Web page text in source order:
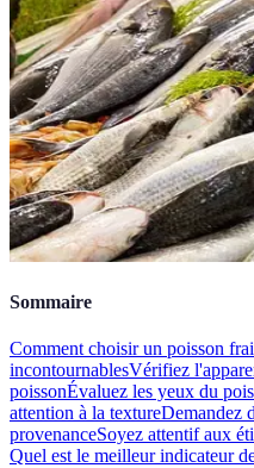
Sommaire
Comment choisir un poisson
incontournablesVérifiez
poissonÉvaluez les yeux du
attention à la textureDemandez
provenanceSoyez attentif aux
Quel est le meilleur indicateur